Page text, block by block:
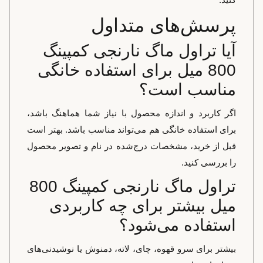
پرسش‌های متداول
آیا تراول ماگ نارنجی کمپینگ
800 میل برای استفاده خانگی
مناسب است؟
اگر کاربرد و اندازه محصول با نیاز شما هماهنگ باشد،
برای استفاده خانگی هم می‌تواند مناسب باشد. بهتر است
قبل از خرید، مشخصات درج‌شده در نام و تصویر محصول
را بررسی کنید.
تراول ماگ نارنجی کمپینگ 800
میل بیشتر برای چه کاربردی
استفاده می‌شود؟
بیشتر برای سرو قهوه، چای، لاته، دمنوش یا نوشیدنی‌های